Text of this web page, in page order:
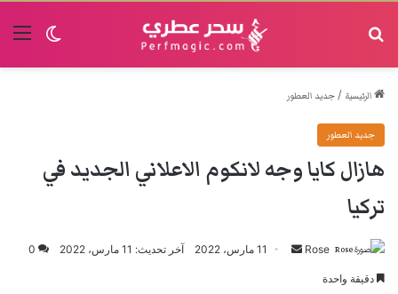
الوضع
الرئيسية /جديد العطور
جديد العطور
هازال كايا وجه لانكوم الاعلاني الجديد في
تركيا
Rose
أرسل
11 مارس، 2022 آخر تحديث: 11 مارس، 2022 0
دقيقة واحدة